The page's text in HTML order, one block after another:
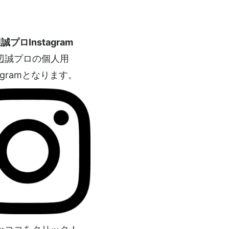
プロInstagram
誠プロの個人用
となります。